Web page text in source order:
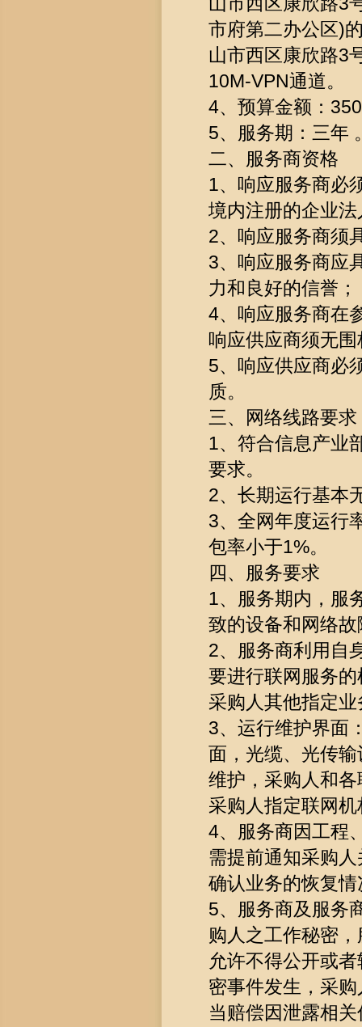
市府第二办公区)
山市西区康欣路3
10M-VPN通道。
4、预算金额：
5、服务期：三年
二、服务商资格
1、响应服务商必
境内注册的企业
2、响应服务商须
3、响应服务商应
力和良好的信誉；
4、响应服务商在
响应供应商须无
5、响应供应商必
质。
三、网络线路要求
1、符合信息产业
要求。
2、长期运行基本
3、全网年度运行
包率小于1%。
四、服务要求
1、服务期内，服
致的设备和网络
2、服务商利用自
要进行联网服务
采购人其他指定
3、运行维护界面
面，光缆、光传
维护，采购人和
采购人指定联网
4、服务商因工程
需提前通知采购
确认业务的恢复情
5、服务商及服务
购人之工作秘密
允许不得公开或
密事件发生，采
当赔偿因泄露相